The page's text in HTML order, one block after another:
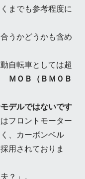
までも参考程度に
うかどうかも含め
自転車としては超
ＭＯＢ（ＢＭ０Ｂ
デルではないです
フロントモーター
、カーボンベル
用されておりま
？」。